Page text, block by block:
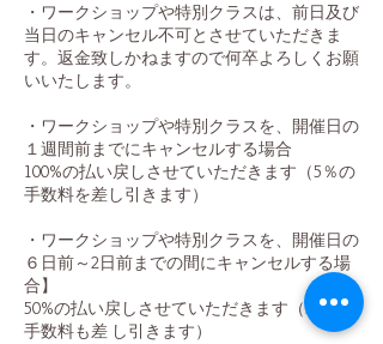
・ワークショップや特別クラスは、前日及び
当日のキャンセル不可とさせていただきま
す。返金致しかねますので何卒よろしくお願
いいたします。
・ワークショップや特別クラスを、開催日の
１週間前までにキャンセルする場合
100%の払い戻しさせていただきます（5％の
手数料を差し引きます）
・ワークショップや特別クラスを、開催日の
６日前～2日前までの間にキャンセルする場
合】
50%の払い戻しさせていただきます（5％の
手数料も差 し引きます）